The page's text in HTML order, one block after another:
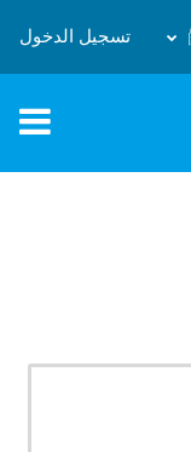
البحث
تسجيل الدخول